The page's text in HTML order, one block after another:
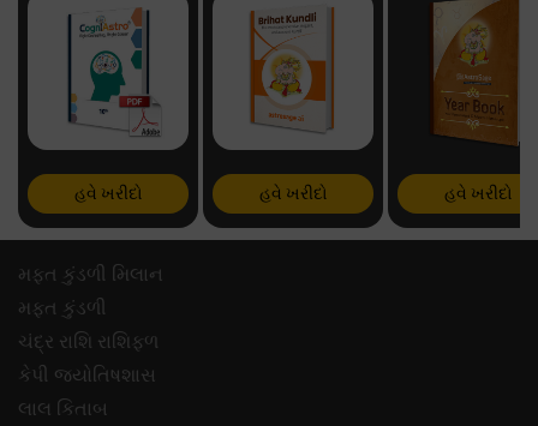
હવે ખરીદો હવે ખરીદો હવે ખરીદો
મફ્ત કુંડળી મિલાન
મફ્ત કુંડળી
ચંદ્ર રાશિ રાશિફળ
કેપી જ્યોતિષશાસ
લાલ કિતાબ